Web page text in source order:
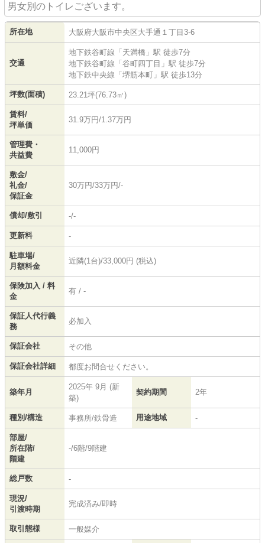
男女別のトイレございます。
所在地 大阪府大阪市中央区大手通 １丁目3-6
交通
地下鉄谷町線 「天満橋 」駅 徒歩7分
地下鉄谷町線 「谷町四丁目 」駅 徒歩7分
地下鉄中央線 「堺筋本町 」駅 徒歩13分
坪数(面積) 23.21坪(76.73㎡)
賃料/
坪単価
31.9万円/1.37万円
管理費・
共益費
11,000円
敷金/
礼金/
保証金
30万円/33万円/-
償却/敷引 -/-
更新料 -
駐車場/
月額料金
近隣(1台)/33,000円 (税込)
保険加入 / 料
金
有 / -
保証人代行義
務
必加入
保証会社 その他
保証会社詳細 都度お問合せください。
築年月
2025年 9月 (新
築)
契約期間 2年
種別/構造 事務所/鉄骨造 用途地域 -
部屋/
所在階/
階建
-/6階/9階建
総戸数 -
現況/
引渡時期
完成済み/即時
取引態様 一般媒介